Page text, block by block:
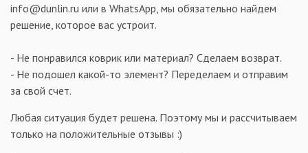
info@dunlin.ru или в WhatsApp, мы обязательно найдем
решение, которое вас устроит.
- Не понравился коврик или материал? Сделаем возврат.
- Не подошел какой-то элемент? Переделаем и отправим
за свой счет.
Любая ситуация будет решена. Поэтому мы и рассчитываем
только на положительные отзывы :)